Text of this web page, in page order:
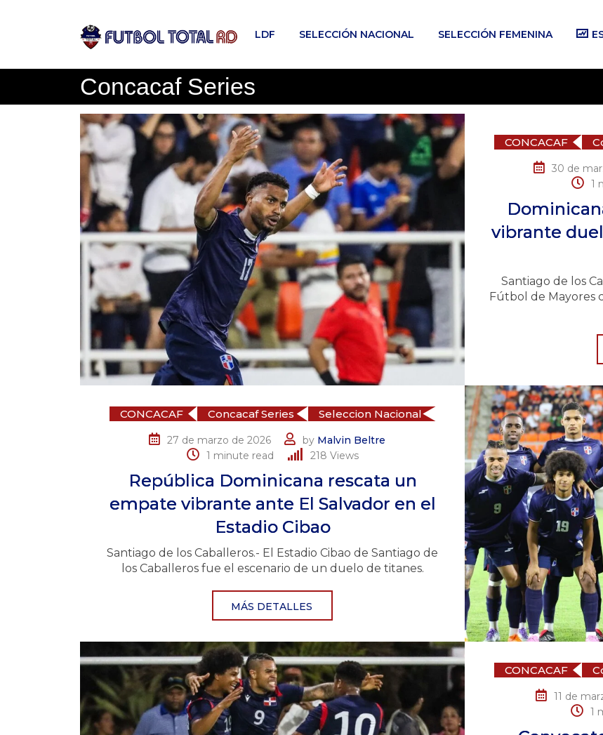
LDF SELECCIÓN NACIONAL SELECCIÓN FEMENINA
Concacaf Series
CONCACAF
30 de
1
vibrante
Santiago de los
Fútbol de Mayores
CONCACAF Concacaf Series Seleccion Nacional
27 de marzo de 2026 by Malvin Beltre
1 minute read
218 Views
República Dominicana rescata un
empate vibrante ante El Salvador en el
Estadio Cibao
Santiago de los Caballeros.- El Estadio Cibao de Santiago de
los Caballeros fue el escenario de un duelo de titanes.
MÁS DETALLES
CONCACAF
11 de
1